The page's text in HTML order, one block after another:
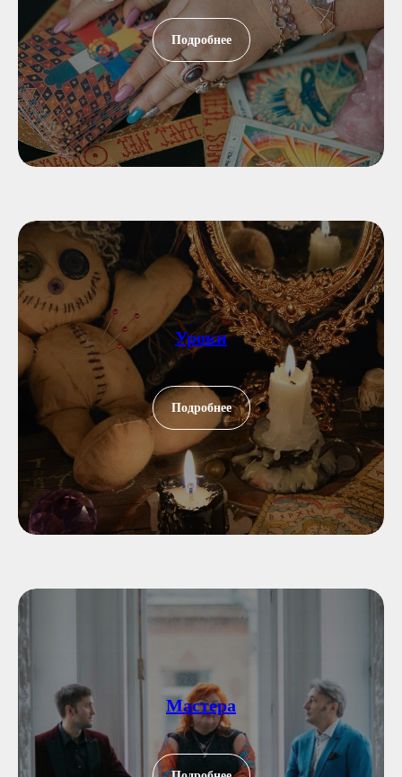
Подробнее
Уроки
Подробнее
Мастера